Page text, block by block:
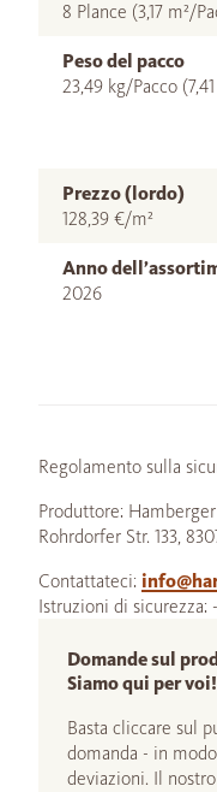
8 Plance (3,17 m²/
Peso del pacco
23,49 kg/Pacco
Prezzo (lordo)
128,39 €/m²
Anno
2026
Regolamento sulla
Produttore:
Rohrdorfer Str. 133,
Contattateci:
Istruzioni di sicurezza:
Domande sul
Siamo qui per voi!
Basta cliccare sul
domanda - in
deviazioni. Il